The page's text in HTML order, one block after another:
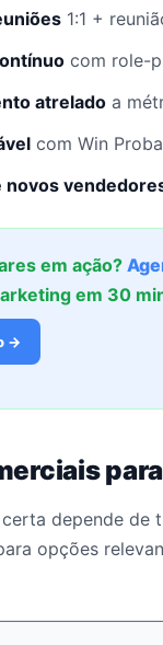
1:1 +
com role-
atrelado a
com Win
novos
em ação?
em 30
→
depende
opções